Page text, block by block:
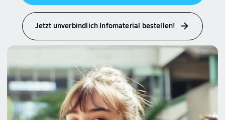
Jetzt unverbindlich Infomaterial bestellen!